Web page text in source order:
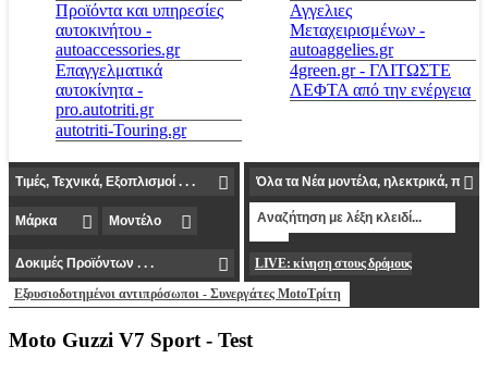
Προϊόντα και υπηρεσίες
αυτοκινήτου -
autoaccessories.gr
Επαγγελματικά
αυτοκίνητα -
pro.autotriti.gr
autotriti-Touring.gr
Αγγελιες
Μεταχειρισμένων -
autoaggelies.gr
4green.gr - ΓΛΙΤΩΣΤΕ
ΛΕΦΤΑ από την ενέργεια
LIVE: κίνηση στους δρόμους
Εξουσιοδοτημένοι αντιπρόσωποι - Συνεργάτες MotoΤρίτη
Moto Guzzi V7 Sport - Test